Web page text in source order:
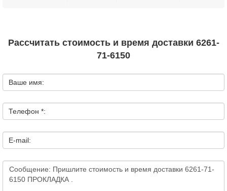
Рассчитать стоимость и время доставки 6261-
71-6150
Ваше имя:
Телефон *:
E-mail: